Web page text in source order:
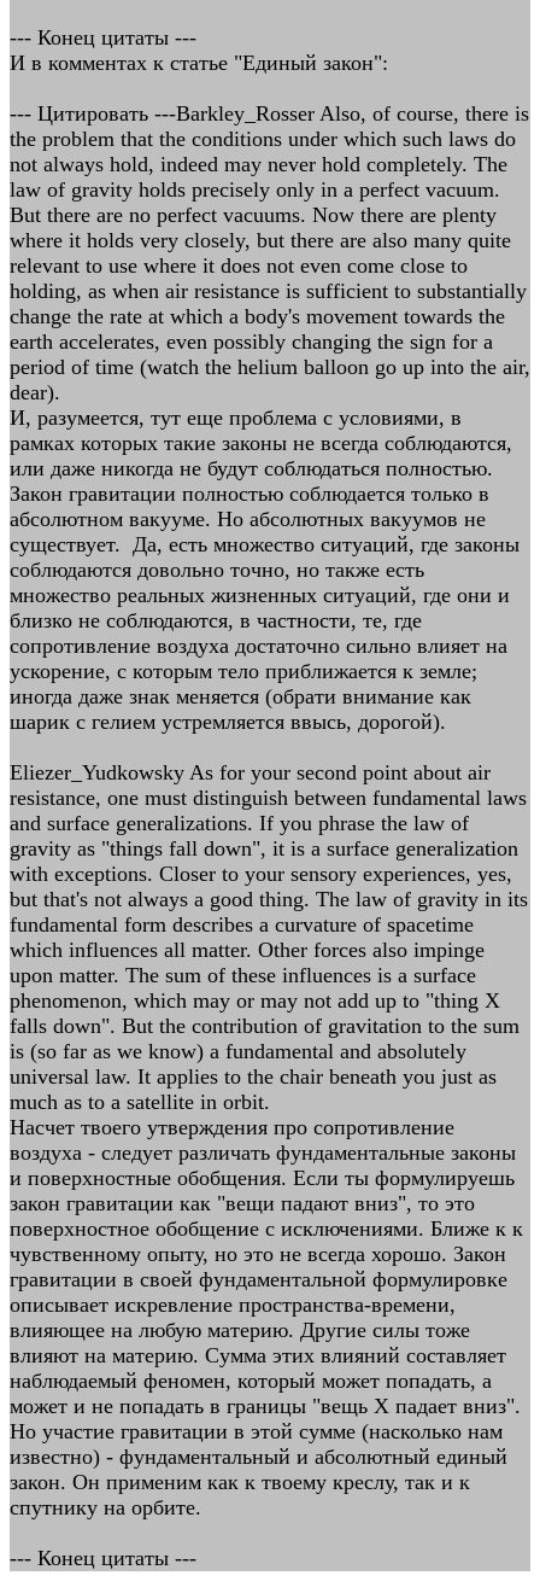
--- Конец цитаты ---
И в комментах к статье "Единый закон":
--- Цитировать ---Barkley_Rosser Also, of course, there is
the problem that the conditions under which such laws do
not always hold, indeed may never hold completely. The
law of gravity holds precisely only in a perfect vacuum.
But there are no perfect vacuums. Now there are plenty
where it holds very closely, but there are also many quite
relevant to use where it does not even come close to
holding, as when air resistance is sufficient to substantially
change the rate at which a body's movement towards the
earth accelerates, even possibly changing the sign for a
period of time (watch the helium balloon go up into the air,
dear).
И, разумеется, тут еще проблема с условиями, в
рамках которых такие законы не всегда соблюдаются,
или даже никогда не будут соблюдаться полностью.
Закон гравитации полностью соблюдается только в
абсолютном вакууме. Но абсолютных вакуумов не
существует. Да, есть множество ситуаций, где законы
соблюдаются довольно точно, но также есть
множество реальных жизненных ситуаций, где они и
близко не соблюдаются, в частности, те, где
сопротивление воздуха достаточно сильно влияет на
ускорение, с которым тело приближается к земле;
иногда даже знак меняется (обрати внимание как
шарик с гелием устремляется ввысь, дорогой).
Eliezer_Yudkowsky As for your second point about air
resistance, one must distinguish between fundamental laws
and surface generalizations. If you phrase the law of
gravity as "things fall down", it is a surface generalization
with exceptions. Closer to your sensory experiences, yes,
but that's not always a good thing. The law of gravity in its
fundamental form describes a curvature of spacetime
which influences all matter. Other forces also impinge
upon matter. The sum of these influences is a surface
phenomenon, which may or may not add up to "thing X
falls down". But the contribution of gravitation to the sum
is (so far as we know) a fundamental and absolutely
universal law. It applies to the chair beneath you just as
much as to a satellite in orbit.
Насчет твоего утверждения про сопротивление
воздуха - следует различать фундаментальные законы
и поверхностные обобщения. Если ты формулируешь
закон гравитации как "вещи падают вниз", то это
поверхностное обобщение с исключениями. Ближе к к
чувственному опыту, но это не всегда хорошо. Закон
гравитации в своей фундаментальной формулировке
описывает искревление пространства-времени,
влияющее на любую материю. Другие силы тоже
влияют на материю. Сумма этих влияний составляет
наблюдаемый феномен, который может попадать, а
может и не попадать в границы "вещь Х падает вниз".
Но участие гравитации в этой сумме (насколько нам
известно) - фундаментальный и абсолютный единый
закон. Он применим как к твоему креслу, так и к
спутнику на орбите.
--- Конец цитаты ---